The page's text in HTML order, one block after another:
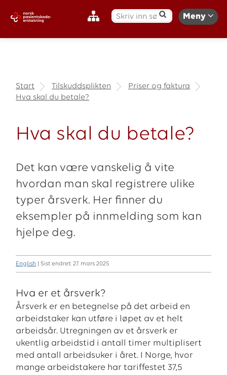
S
k
Meny
Start Tilskuddsplikten
Priser og faktura
Hva skal du betale?
Hva skal du betale?
Det kan være vanskelig å vite
hvordan man skal registrere ulike
typer årsverk. Her finner du
eksempler på innmelding som kan
hjelpe deg.
English | Sist endret: 27. mars 2025
Hva er et årsverk?
Årsverk er en betegnelse på det arbeid en
arbeidstaker kan utføre i løpet av et helt
arbeidsår. Utregningen av et årsverk er
ukentlig arbeidstid i antall timer multiplisert
med antall arbeidsuker i året. I Norge, hvor
mange arbeidstakere har tariffestet 37,5